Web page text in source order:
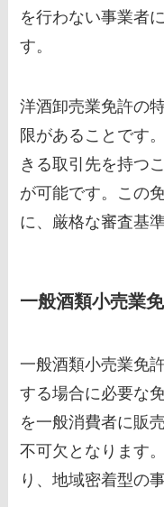
を行わない事業者
す。
洋酒卸売業免許の
限があることです
きる取引先を持つ
が可能です。この
に、厳格な審査基
一般酒類小売業
一般酒類小売業免
する場合に必要な
を一般消費者に販
不可欠となります
り、地域密着型の